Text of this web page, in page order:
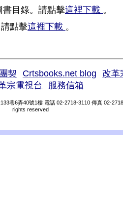
書目錄。請點擊這裡下載 。
點擊這裡下載 。
契 Crtsbooks.net blog
改革
宗電視台 服務信箱
巷6弄40號1樓 電話 02-2718-3110 傳真 02-
rights reserved